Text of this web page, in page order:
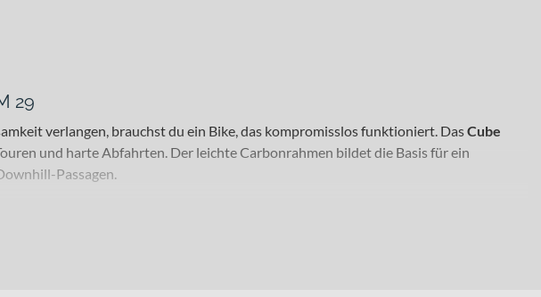
29
verlangen, brauchst du ein Bike, das kompromisslos funktioniert. DasCube
und harte Abfahrten. Der leichte Carbonrahmen bildet die Basis für ein
Passagen.